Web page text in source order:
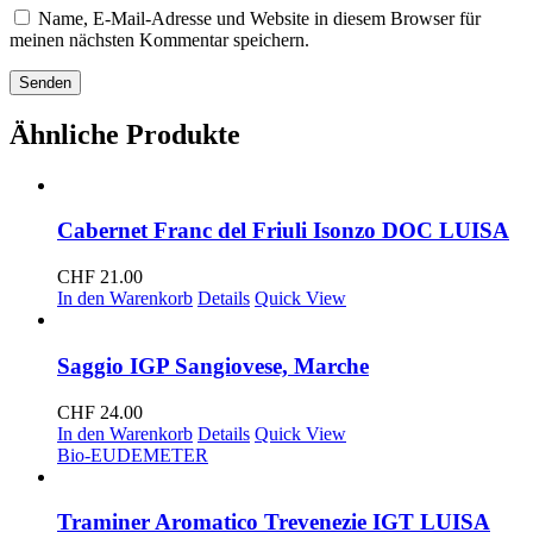
Name, E-Mail-Adresse und Website in diesem Browser für
meinen nächsten Kommentar speichern.
Ähnliche Produkte
Cabernet Franc del Friuli Isonzo DOC LUISA
CHF 21.00
In den Warenkorb Details Quick View
Saggio IGP Sangiovese, Marche
CHF 24.00
In den Warenkorb Details Quick View
Bio-EUDEMETER
Traminer Aromatico Trevenezie IGT LUISA